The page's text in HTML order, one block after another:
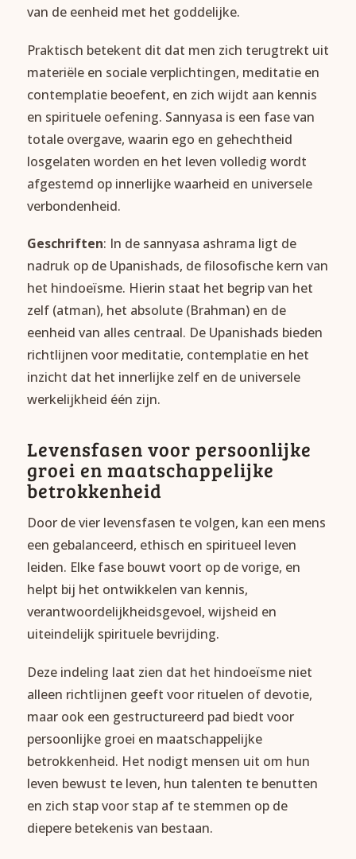
van de eenheid met het goddelijke.
Praktisch betekent dit dat men zich terugtrekt uit
materiële en sociale verplichtingen, meditatie en
contemplatie beoefent, en zich wijdt aan kennis
en spirituele oefening. Sannyasa is een fase van
totale overgave, waarin ego en gehechtheid
losgelaten worden en het leven volledig wordt
afgestemd op innerlijke waarheid en universele
verbondenheid.
Geschriften: In de sannyasa ashrama ligt de
nadruk op de Upanishads, de filosofische kern van
het hindoeïsme. Hierin staat het begrip van het
zelf (atman), het absolute (Brahman) en de
eenheid van alles centraal. De Upanishads bieden
richtlijnen voor meditatie, contemplatie en het
inzicht dat het innerlijke zelf en de universele
werkelijkheid één zijn.
Levensfasen voor persoonlijke
groei en maatschappelijke
betrokkenheid
Door de vier levensfasen te volgen, kan een mens
een gebalanceerd, ethisch en spiritueel leven
leiden. Elke fase bouwt voort op de vorige, en
helpt bij het ontwikkelen van kennis,
verantwoordelijkheidsgevoel, wijsheid en
uiteindelijk spirituele bevrijding.
Deze indeling laat zien dat het hindoeïsme niet
alleen richtlijnen geeft voor rituelen of devotie,
maar ook een gestructureerd pad biedt voor
persoonlijke groei en maatschappelijke
betrokkenheid. Het nodigt mensen uit om hun
leven bewust te leven, hun talenten te benutten
en zich stap voor stap af te stemmen op de
diepere betekenis van bestaan.